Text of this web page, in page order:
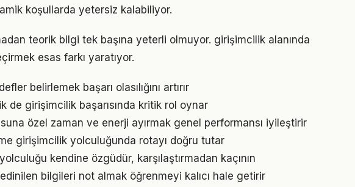
koşullarda yetersiz kalabiliyor.
teorik bilgi tek başına yeterli olmuyor. girişimcilik alanında
esas farkı yaratıyor.
belirlemek başarı olasılığını artırır
de girişimcilik başarısında kritik rol oynar
özel zaman ve enerji ayırmak genel performansı iyileştirir
girişimcilik yolculuğunda rotayı doğru tutar
kendine özgüdür, karşılaştırmadan kaçının
bilgileri not almak öğrenmeyi kalıcı hale getirir